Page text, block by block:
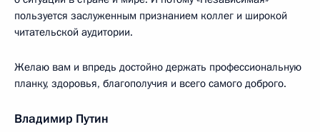
пользуется заслуженным признанием коллег и широкой
читательской аудитории.
Желаю вам и впредь достойно держать профессиональную
планку, здоровья, благополучия и всего самого доброго.
Владимир Путин